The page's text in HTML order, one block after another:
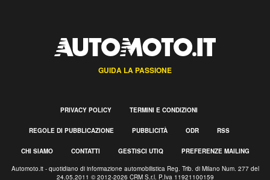
GUIDA LA PASSIONE
PRIVACY POLICY TERMINI E CONDIZIONI
REGOLE DI PUBBLICAZIONE PUBBLICITÀ ODR RSS
CHI SIAMO CONTATTI GESTISCI UTIQ PREFERENZE MAILING
Automoto.it - quotidiano di informazione automobilistica Reg. Trib. di Milano Num. 277 del
24.05.2011 © 2012-2026 CRM S.r.l. P.Iva 11921100159